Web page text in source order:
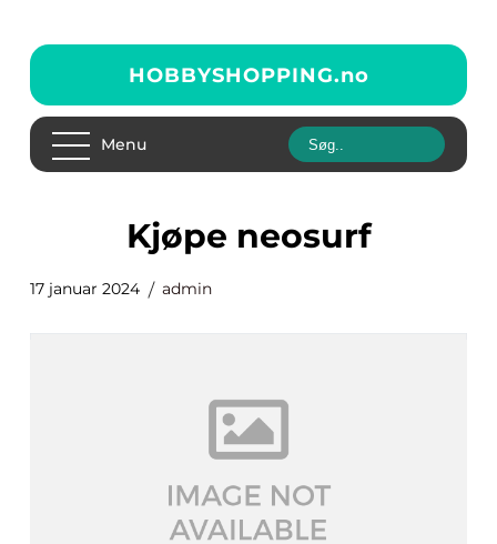
HOBBYSHOPPING.no
Menu
kjøpe neosurf
17 januar 2024 admin